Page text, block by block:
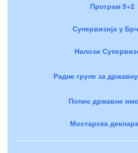
Програм 5+2
Супервизија у
Налози
Радне групе за
Попис државне
Мостарска